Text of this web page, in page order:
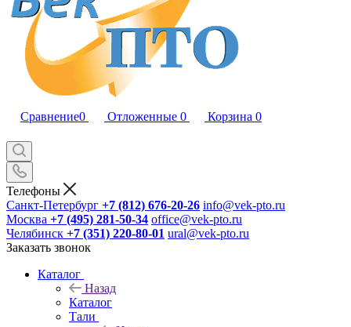
Сравнение0 Отложенные 0 Корзина 0
Телефоны
Санкт-Петербург +7 (812) 676-20-26 info@vek-pto.ru
Москва +7 (495) 281-50-34 office@vek-pto.ru
Челябинск +7 (351) 220-80-01 ural@vek-pto.ru
Заказать звонок
Каталог
Назад
Каталог
Тали